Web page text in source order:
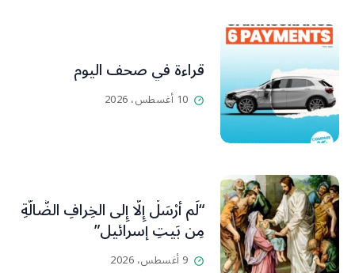
قراءة في صحف اليوم
10 أغسطس، 2026
“لَم أُرْسَلْ إِلَّا إِلى الخِرافِ الضَّالَّةِ
مِن بَيتِ إسرائيل”
9 أغسطس، 2026